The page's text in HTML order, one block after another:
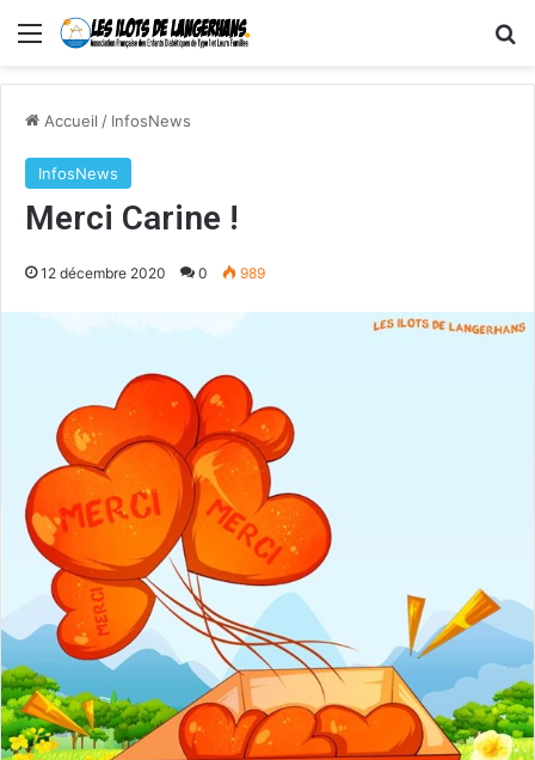
Menu
Accueil / InfosNews
InfosNews
Merci Carine !
12 décembre 2020 0 989